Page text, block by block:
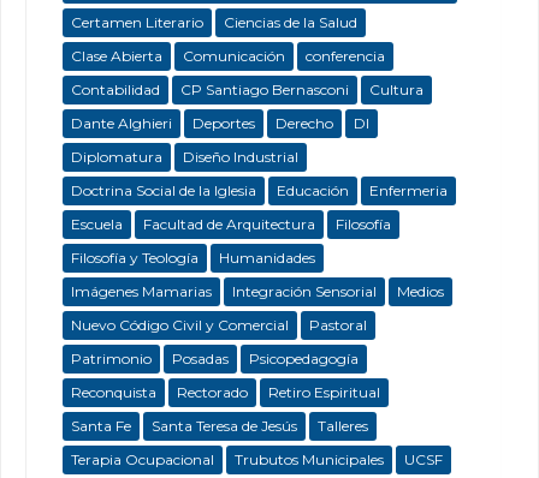
Certamen Literario
Ciencias de la Salud
Clase Abierta
Comunicación
conferencia
Contabilidad
CP Santiago Bernasconi
Cultura
Dante Alghieri
Deportes Derecho
DI
Diplomatura
Diseño Industrial
Doctrina Social de la Iglesia
Educación
Enfermeria
Escuela
Facultad de Arquitectura
Filosofía
Filosofía y Teología
Humanidades
Imágenes Mamarias
Integración Sensorial
Medios
Nuevo Código Civil y Comercial
Pastoral
Patrimonio
Posadas
Psicopedagogía
Reconquista
Rectorado
Retiro Espiritual
Santa Fe
Santa Teresa de Jesús
Talleres
Terapia Ocupacional
Trubutos Municipales UCSF